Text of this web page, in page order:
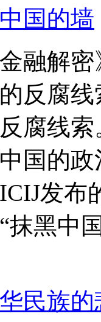
国的墙
融解
反腐
腐线
国的
发布
抹黑中
民族的